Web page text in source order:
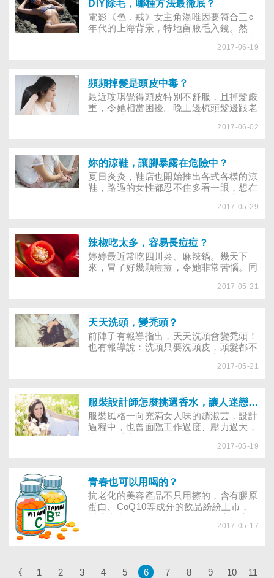
轉換時，敏感的頭皮會開始產生變化，不
論是頭皮屑或掉髮的情況，也開始愈來愈
明顯。
DIY除毛，哪種方法最徹底？
電影《色．戒》女主角湯唯因要符合三○
年代的上海背景，特地留腋毛入鏡。然
露出腋毛，媒體卻笑謔其無禮。受西方影
2017-06-19
頻頻掉髮是頭皮中毒？
最近玟琪覺得頭皮特別不舒服，且掉髮嚴
重，令她相當困擾。晚上邊梳頭髮邊跟老
上個月又燙又染，化學藥劑殘留在頭皮，
2017-06-02
妳的涼鞋，讓腳暴露在危險中？
夏日炎炎，鞋店也開始推出各式各樣的涼
鞋，路過的女性都忍不住多看一眼，想在
出，穿涼鞋會導致肌腱炎、接觸性皮膚炎
2017-05-29
辣椒吃太多，容易長痘痘？
婷婷最近常吃四川菜、麻辣鍋。幾天下
來，冒了好幾顆痘痘，令她非常苦惱。同
膚，真的是如此嗎？如果對於每餐「無辣
2017-05-21
天天洗頭，變禿頭？
前陣子有報導指出，天天洗頭會變禿頭！
也有報導說：洗頭只要洗頭皮，頭髮都不
方法對？在銀行上班的儀萱，習慣看電視
理想。詢問皮膚科醫師後才知道，原來她
的髮質不適合乳霜洗髮精，難怪愈洗愈
油、愈洗愈糟。
2017-05-21
服裝設計師怎麼挑選香水，讓人迷戀她的香？
服裝風格一向充滿女人味的趙淑芸，設計
過程中，也曾面臨工作過度、壓力過大，
味，讓生活充滿動力與創意呢？2017-05-19
青春也可以用喝的？
抗老化的美容產品不只用擦的，含有膠原
蛋白、CoQ10等成分的飲品紛紛上市，
好，還是內服好？這些美容元素，又在哪
2017-05-17
《 1 2 3 4 5 6 7 8 9 10
11